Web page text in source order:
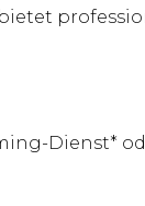
Dienst*